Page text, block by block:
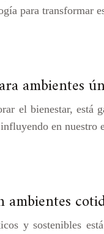
para transformar
ambientes
el bienestar, está
en
ambientes
y sostenibles